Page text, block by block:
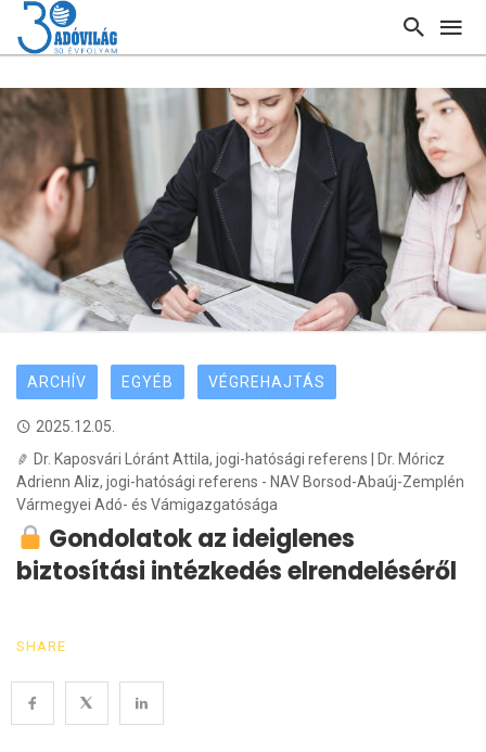
ARCHÍV EGYÉB VÉGREHAJTÁS
2025.12.05.
Dr. Kaposvári Lóránt Attila, jogi-hatósági referens | Dr. Móricz
Adrienn Aliz, jogi-hatósági referens - NAV Borsod-Abaúj-Zemplén
Vármegyei Adó- és Vámigazgatósága
Gondolatok az ideiglenes
biztosítási intézkedés elrendeléséről
SHARE